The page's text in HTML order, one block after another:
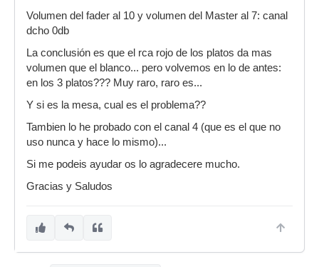
Volumen del fader al 10 y volumen del Master al 7: canal
dcho 0db
La conclusión es que el rca rojo de los platos da mas
volumen que el blanco... pero volvemos en lo de antes:
en los 3 platos??? Muy raro, raro es...
Y si es la mesa, cual es el problema??
Tambien lo he probado con el canal 4 (que es el que no
uso nunca y hace lo mismo)...
Si me podeis ayudar os lo agradecere mucho.
Gracias y Saludos